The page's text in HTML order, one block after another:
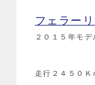
フェラー
２０１５年モ
走行２４５０